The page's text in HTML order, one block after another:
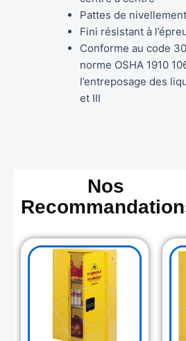
Pattes de
Fini résistant à
Conforme au code
norme OSHA 1910
l’entreposage des
et III
Nos